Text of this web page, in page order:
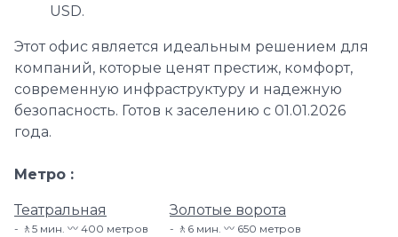
USD.
Этот офис является идеальным решением для
компаний, которые ценят престиж, комфорт,
современную инфраструктуру и надежную
безопасность. Готов к заселению с 01.01.2026
года.
Метро
Театральная
🚶5 мин. 〰️ 400 метров
Золотые ворота
🚶6 мин. 〰️ 650 метров